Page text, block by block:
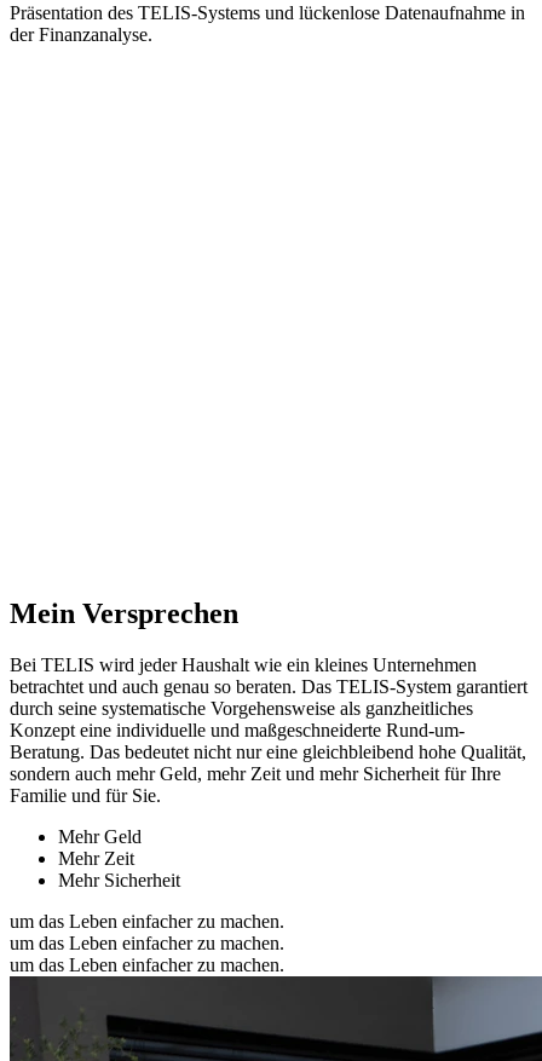
Präsentation des TELIS-Systems und lückenlose Datenaufnahme in
der Finanzanalyse.
Mein Versprechen
Bei TELIS wird jeder Haushalt wie ein kleines Unternehmen
betrachtet und auch genau so beraten. Das TELIS-System garantiert
durch seine systematische Vorgehensweise als ganzheitliches
Konzept eine individuelle und maßgeschneiderte Rund-um-
Beratung. Das bedeutet nicht nur eine gleichbleibend hohe Qualität,
sondern auch mehr Geld, mehr Zeit und mehr Sicherheit für Ihre
Familie und für Sie.
Mehr Geld
Mehr Zeit
Mehr Sicherheit
um das Leben einfacher zu machen.
um das Leben einfacher zu machen.
um das Leben einfacher zu machen.